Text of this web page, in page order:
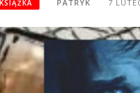
KSIĄŻKA PATRYK 7